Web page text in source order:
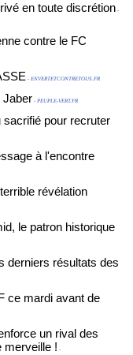
en toute discrétion -
contre le FC
- ENVERTETCONTRETOUS.FR
Jaber - PEUPLE-VERT.FR
sacrifié pour recruter
à l'encontre
révélation
le patron historique
derniers résultats des
ce mardi avant de
un rival des
merveille ! -